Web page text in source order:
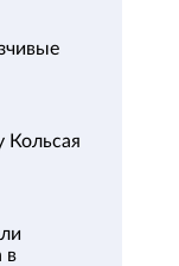
Кольсая
в